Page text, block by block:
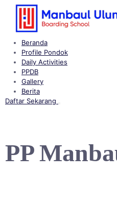
Langsung
Beranda
Profile Pondok
Daily Activities
PPDB
Gallery
Berita
Daftar Sekarang
PP